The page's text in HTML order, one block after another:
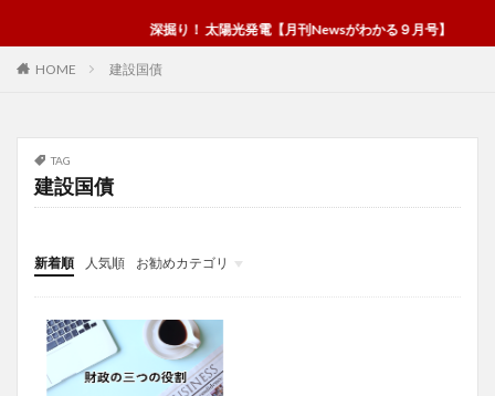
深掘り！ 太陽光発電【月刊Newsがわかる９月号】
HOME 建設国債
TAG
建設国債
新着順 人気順
お勧めカテゴリ
投稿
学び
マンガ
電子書籍